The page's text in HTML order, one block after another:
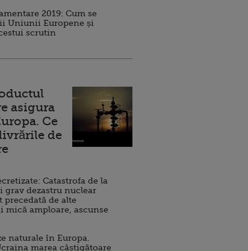
2019: Cum se
Uniunii Europene și
scrutin
asigura
Ce
de
Catastrofa de la
grav dezastru nuclear
de alte
mică amploare, ascunse
naturale în Europa.
marea câștigătoare